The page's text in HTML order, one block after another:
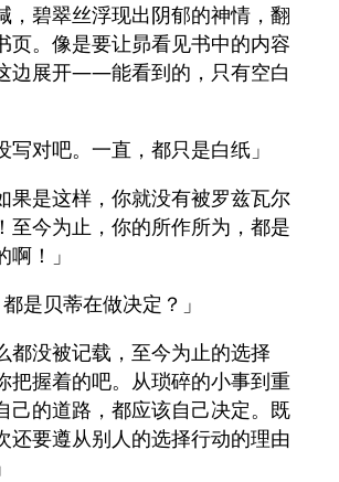
，碧翠丝浮现出阴郁的神情，翻
页。像是要让昴看见书中的内容
边展开――能看到的，只有空白
写对吧。一直，都只是白纸」
果是这样，你就没有被罗兹瓦尔
至今为止，你的所作所为，都是
！」
是贝蒂在做决定？」
都没被记载，至今为止的选择
把握着的吧。从琐碎的小事到重
己的道路，都应该自己决定。既
还要遵从别人的选择行动的理由